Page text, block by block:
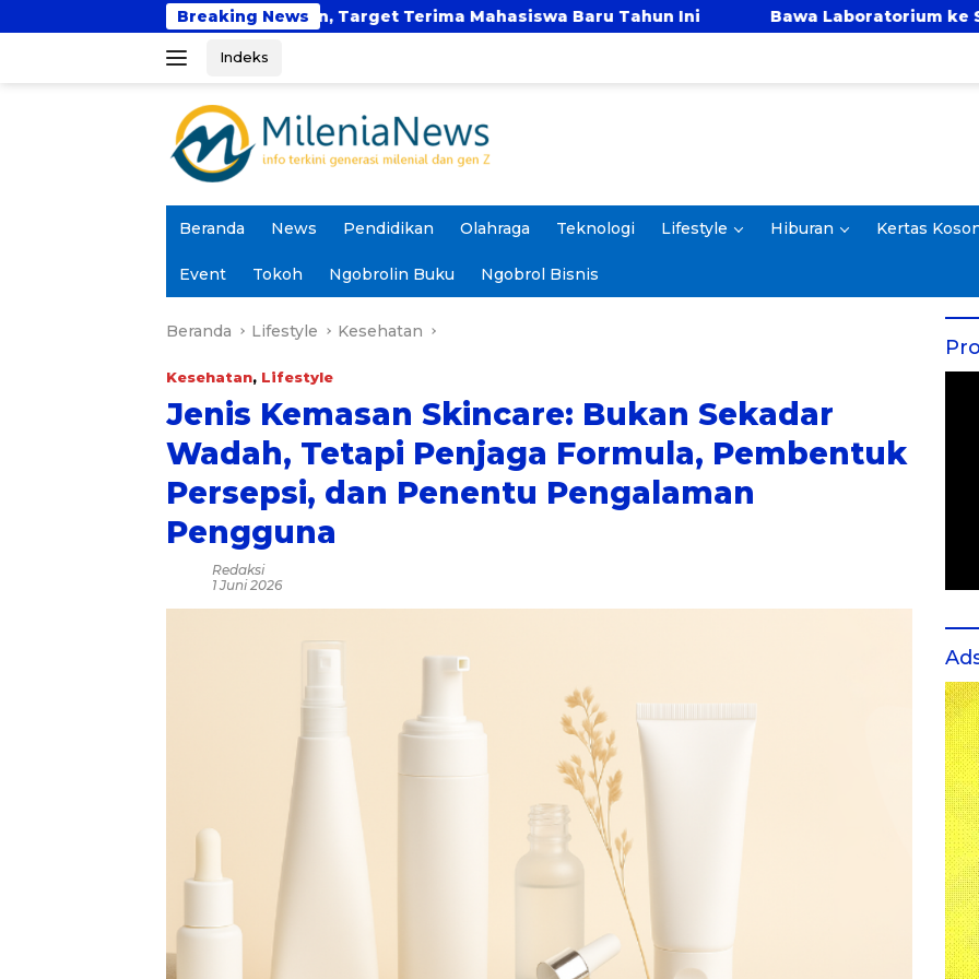
ke
Breaking News
Kedokteran, Target Terima Mahasiswa Baru Tahun Ini Bawa Laboratorium ke Sawah, IPB
Indeks
Beranda News Pendidikan Olahraga Teknologi Lifestyle Hiburan Kertas
Event Tokoh Ngobrolin Buku Ngobrol Bisnis
Beranda Lifestyle Kesehatan
Kesehatan, Lifestyle
Jenis Kemasan Skincare: Bukan Sekadar
Wadah, Tetapi Penjaga Formula, Pembentuk
Persepsi, dan Penentu Pengalaman
Pengguna
Redaksi
1 Juni 2026